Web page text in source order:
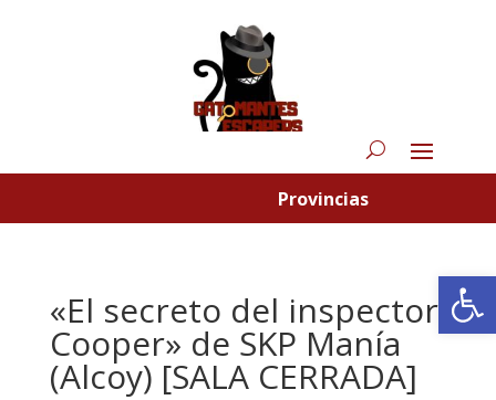
Provincias
«El secreto del inspector
Cooper» de SKP Manía
(Alcoy) [SALA CERRADA]